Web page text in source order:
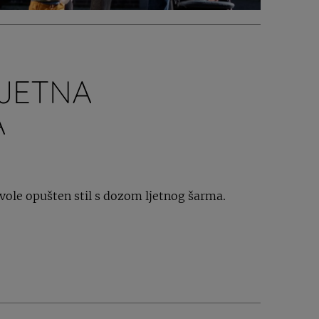
opušten stil s dozom ljetnog šarma.